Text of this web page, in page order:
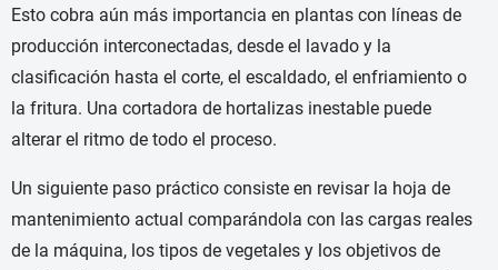
Esto cobra aún más importancia en plantas con líneas de
producción interconectadas, desde el lavado y la
clasificación hasta el corte, el escaldado, el enfriamiento o
la fritura. Una cortadora de hortalizas inestable puede
alterar el ritmo de todo el proceso.
Un siguiente paso práctico consiste en revisar la hoja de
mantenimiento actual comparándola con las cargas reales
de la máquina, los tipos de vegetales y los objetivos de